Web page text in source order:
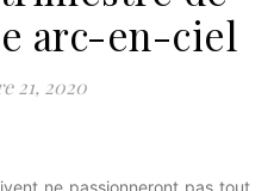
arc-en-ciel
21, 2020
ne passionneront pas tout